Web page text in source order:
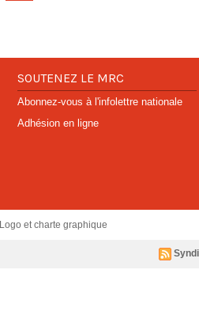
SOUTENEZ LE MRC
Abonnez-vous à l'infolettre nationale
Adhésion en ligne
Logo et charte graphique